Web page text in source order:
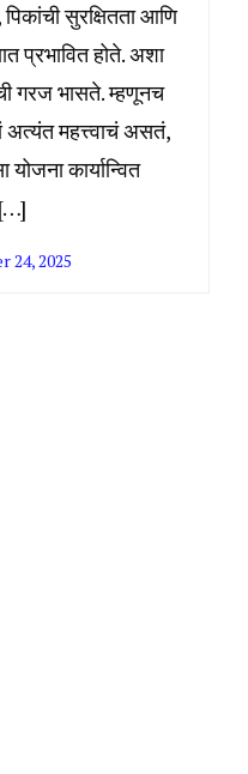
सुरक्षितता आणि
प्रभावित होते. अशा
गरज भासते. म्हणूनच
महत्त्वाचं असतं,
कार्यान्वित
[…]
24, 2025